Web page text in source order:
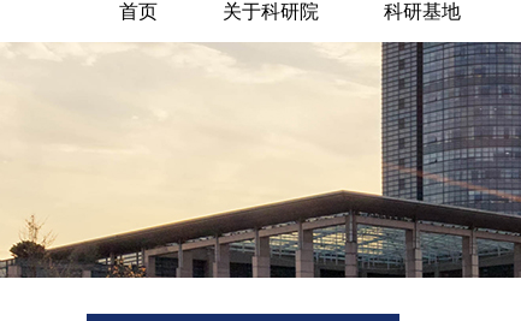
首页 关于科研院 科研基地